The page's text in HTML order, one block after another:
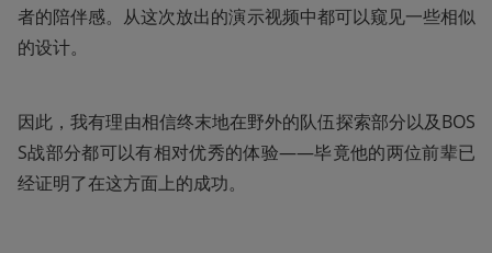
者的陪伴感。从这次放出的演示视频中都可以窥见一些相似
的设计。
因此，我有理由相信终末地在野外的队伍探索部分以及BOS
S战部分都可以有相对优秀的体验——毕竟他的两位前辈已
经证明了在这方面上的成功。